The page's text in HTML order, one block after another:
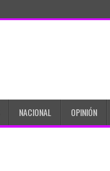
NACIONAL OPINIÓN